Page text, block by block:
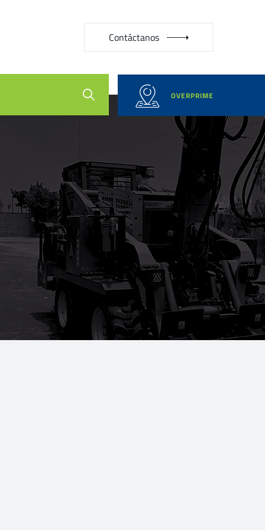
Contáctanos
OVERPRIME